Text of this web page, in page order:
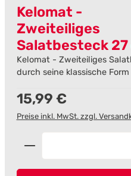
Kelomat -
Zweiteiliges
Salatbesteck 27
Kelomat - Zweiteiliges
durch seine klassische Form
Regulärer Preis:
15,99 €
Preise inkl. MwSt. zzgl.
Produkt Anzahl: Gib